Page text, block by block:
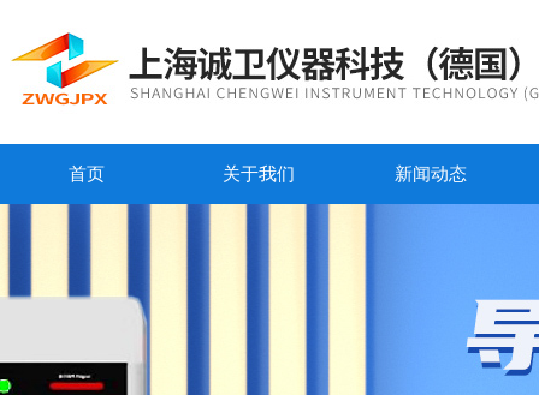
首页 关于我们 新闻动态